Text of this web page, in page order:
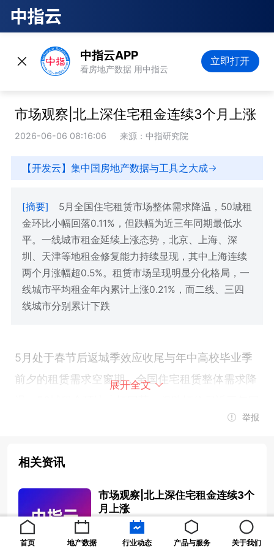
中指云APP
看房地产数据 用中指云
立即打开
市场观察|北上深住宅租金连续3个月上涨
2026-06-06 08:16:06 来源：中指研究院
【开发云】集中国房地产数据与工具之大成
[摘要]
5月全国住宅租赁市场整体需求降温，50城租
金环比小幅回落0.11%，但跌幅为近三年同期最低水
平。一线城市租金延续上涨态势，北京、上海、深
圳、天津等地租金修复能力持续显现，其中上海连续
两个月涨幅超0.5%。租赁市场呈现明显分化格局，一
线城市平均租金年内累计上涨0.21%，而二线、三四
线城市分别累计下跌
5月处于春节后返城季效应收尾与年中高校毕业季
前夕的租赁需求空窗期，全国住宅租赁整体需求降
期最低水平；城市间分化进一步加剧，北京、上
5月50城住宅租金延续环比下跌态势，跌幅居近三
展开全文
举报
相关资讯
市场观察|北上深住宅租金连续3个
月上涨
2026-06-06 08:16:06
首页 地产数据 行业动态 产品与服务 关于我们